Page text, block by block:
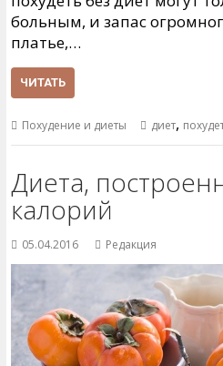
больным, и запас
платье,…
ЧИТАТЬ
Похудение и диеты диет,
Диета,
калорий
05.04.2016 Редакция